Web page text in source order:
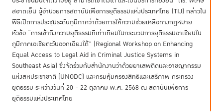
สอาดเย็น ผู้อำนวยการสถาบันเพื่อการยุติธรรมแห่งประเทศไทย (TIJ) กล่าวใน
พิธีเปิดการประชุมระดับภูมิภาคว่าด้วยการให้ความช่วยเหลือทางกฎหมาย
หัวข้อ “การเข้าถึงความยุติธรรมที่เท่าเทียมในกระบวนการยุติธรรมอาเซียนใน
ภูมิภาคเอเชียตะวันออกเฉียงใต้” (Regional Workshop on Enhancing
Equal Access to Legal Aid in Criminal Justice Systems in
Southeast Asia) ซึ่งจัดร่วมกับสำนักงานว่าด้วยยาเสพติดและอาชญากรรม
แห่งสหประชาชาติ (UNODC) และกรมคุ้มครองสิทธิและเสรีภาพ กระทรวง
ยุติธรรม ระหว่างวันที่ 20 - 22 ตุลาคม พ.ศ. 2568 ณ สถาบันเพื่อการ
ยุติธรรมแห่งประเทศไทย